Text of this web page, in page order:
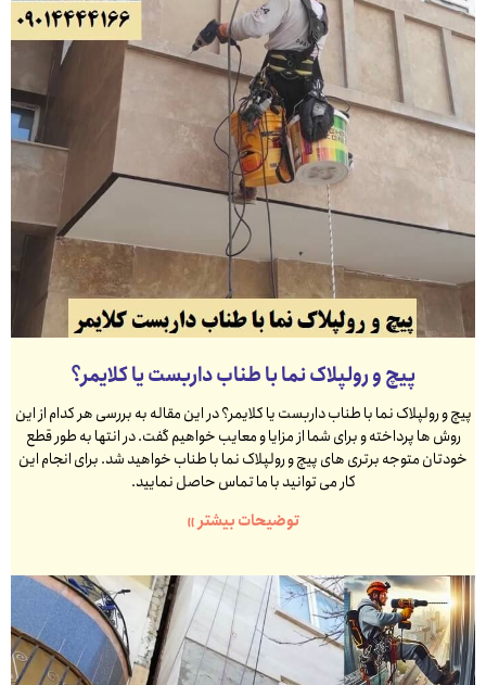
پیچ و رولپلاک نما با طناب داربست یا کلایمر؟
پیچ و رولپلاک نما با طناب داربست یا کلایمر؟ در این مقاله به بررسی هر کدام از این
روش ها پرداخته و برای شما از مزایا و معایب خواهیم گفت. در انتها به طور قطع
خودتان متوجه برتری های پیچ و رولپلاک نما با طناب خواهید شد. برای انجام این
کار می توانید با ما تماس حاصل نمایید.
توضیحات بیشتر »